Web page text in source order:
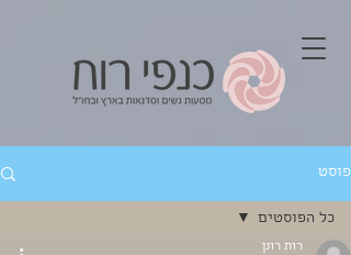
פוסט
כל הפוסטים
רות רונן